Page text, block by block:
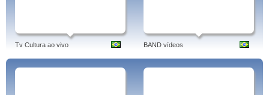
Tv Cultura ao vivo BAND vídeos